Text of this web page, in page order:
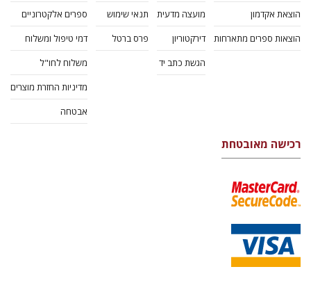
הוצאת אקדמון
הוצאות ספרים מתארחות
מועצה מדעית
דירקטוריון
הגשת כתב יד
תנאי שימוש
פרס ברטל
ספרים אלקטרוניים
דמי טיפול ומשלוח
משלוח לחו"ל
מדיניות החזרת מוצרים
אבטחה
רכישה מאובטחת